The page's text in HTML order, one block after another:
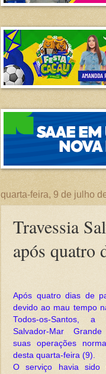
quarta-feira, 9 de julho
Travessia
após quatro
Após quatro dias de
devido ao mau tempo
Todos-os-Santos, a
Salvador-Mar
suas operações
desta quarta-feira (9).
O serviço havia sido